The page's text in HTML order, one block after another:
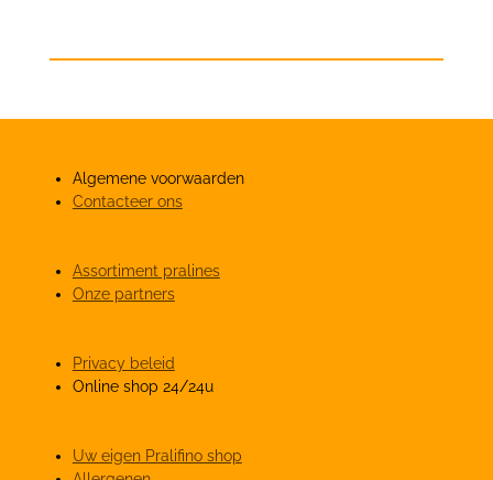
Algemene voorwaarden
Contacteer ons
Assortiment pralines
Onze partners
Privacy beleid
Online shop 24/24u
Uw eigen Pralifino shop